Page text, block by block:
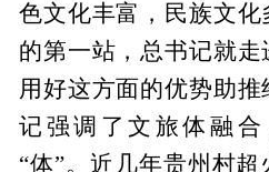
色文化丰富，民族文
的第一站，总书记就走
用好这方面的优势助
记强调了文旅体融
“体”。近几年贵州村